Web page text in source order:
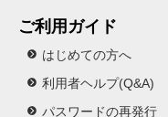
ご利用ガイド
はじめての方へ
利用者ヘルプ(Q&A)
パスワードの再発行